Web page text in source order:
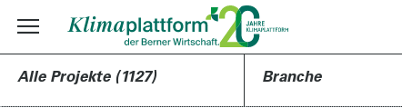
Alle Projekte (1127) Branche